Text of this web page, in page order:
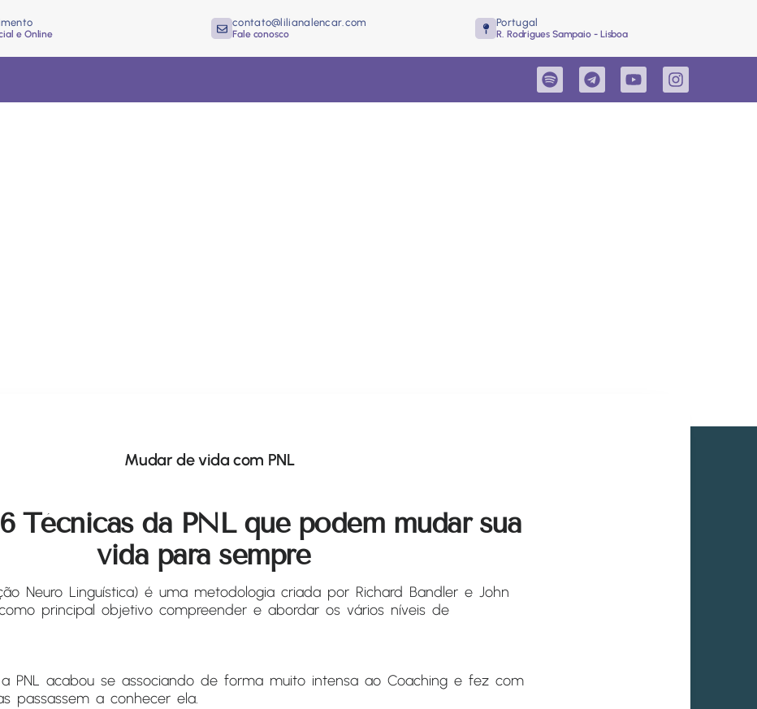
e Online
contato@lilianalencar.com
Fale conosco
Portugal
R. Rodrigues Sampaio - Lisboa
Técnicas da PNL que podem mudar sua
vida para sempre
Neuro Linguística) é uma metodologia criada por Richard Bandler e John
principal objetivo compreender e abordar os vários níveis de
PNL acabou se associando de forma muito intensa ao Coaching e fez com
passassem a conhecer ela.